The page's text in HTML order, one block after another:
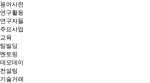
용어사전
연구활동
연구자들
주요사업
교육
팀빌딩
멘토링
데모데이
컨설팅
기술거래